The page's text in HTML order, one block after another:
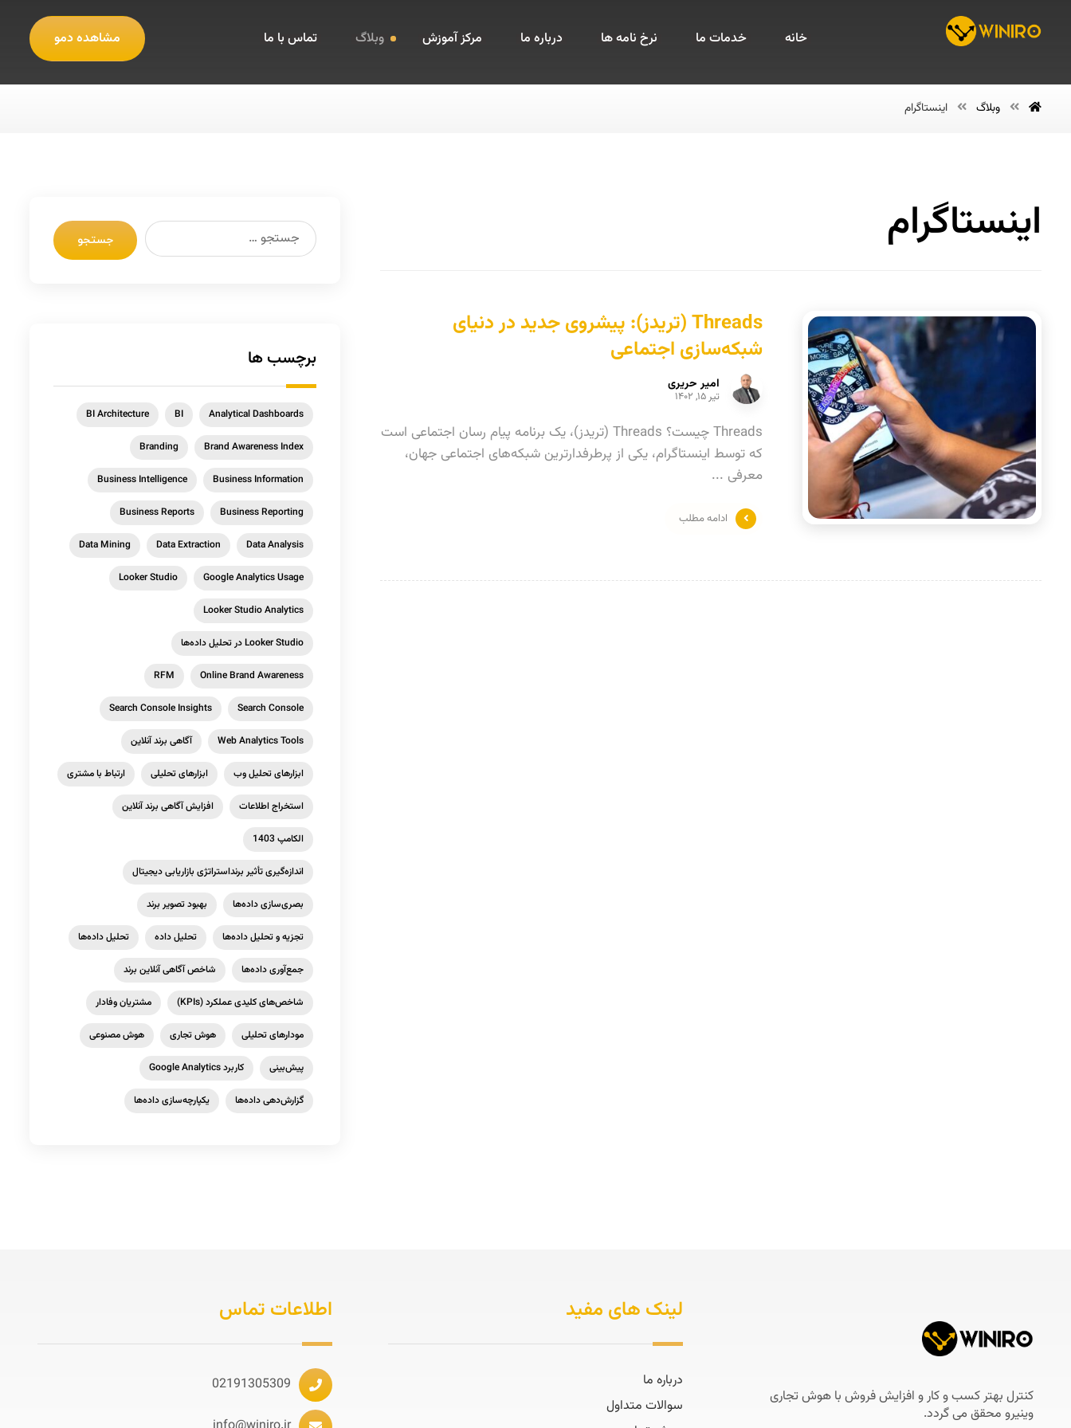
خانه خدمات ما نرخ نامه ها درباره ما مرکز آموزش وبلاگ تماس با ما مشاهده دمو
وبلاگ اینستاگرام
اینستاگرام
Threads (تریدز): پیشروی جدید در دنیای
شبکه‌سازی اجتماعی
امیر حریری
تیر ۱۵, ۱۴۰۲
Threads چیست؟ Threads (تریدز)، یک برنامه پیام رسان اجتماعی است
که توسط اینستاگرام، یکی از پرطرفدارترین شبکه‌های اجتماعی جهان،
معرفی ...
ادامه مطلب
جستجو
برچسب ها
Analytical Dashboards
BI
BI Architecture
Brand Awareness Index
Branding
Business Information
Business Intelligence
Business Reporting
Business Reports
Data Analysis
Data Extraction
Data Mining
Google Analytics Usage
Looker Studio
Looker Studio Analytics
Looker Studio در تحلیل داده‌ها
Online Brand Awareness
RFM
Search Console
Search Console Insights
Web Analytics Tools آگاهی برند آنلاین
ابزارهای تحلیل وب ابزارهای تحلیلی ارتباط با مشتری
استخراج اطلاعات افزایش آگاهی برند آنلاین
الکامپ 1403
اندازه‌گیری تأثیر برنداستراتژی بازاریابی دیجیتال
بصری‌سازی داده‌ها بهبود تصویر برند
تجزیه و تحلیل داده‌ها تحلیل داده تحلیل داده‌ها
جمع‌آوری داده‌ها شاخص آگاهی آنلاین برند
شاخص‌های کلیدی عملکرد (KPIs) مشتریان وفادار
مودارهای تحلیلی هوش تجاری هوش مصنوعی
پیش‌بینی کاربرد Google Analytics
گزارش‌دهی داده‌ها یکپارچه‌سازی داده‌ها
کنترل بهتر کسب و کار و افزایش فروش با هوش تجاری
وینیرو محقق می گردد.
لینک های مفید
درباره ما
سوالات متداول
اطلاعات تماس
02191305309